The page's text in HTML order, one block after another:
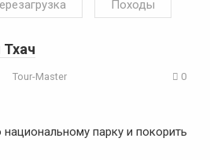
Походы
Tour-Master 0
парку и покорить